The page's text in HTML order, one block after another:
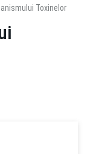
Toxinelor